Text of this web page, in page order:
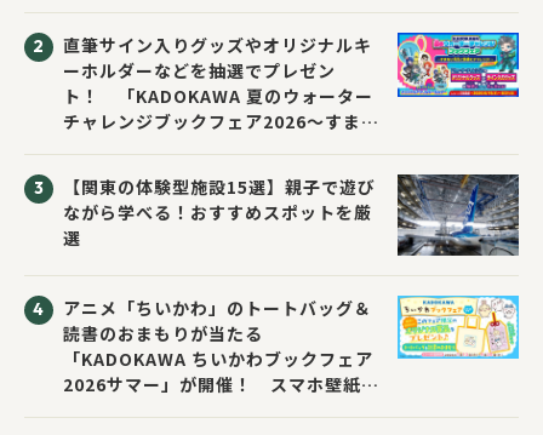
直筆サイン入りグッズやオリジナルキ
ーホルダーなどを抽選でプレゼン
ト！ 「KADOKAWA 夏のウォーター
チャレンジブックフェア2026～すまな
【関東の体験型施設15選】親子で遊び
ながら学べる！おすすめスポットを厳
選
アニメ「ちいかわ」のトートバッグ＆
読書のおまもりが当たる
「KADOKAWA ちいかわブックフェア
2026サマー」が開催！ スマホ壁紙は